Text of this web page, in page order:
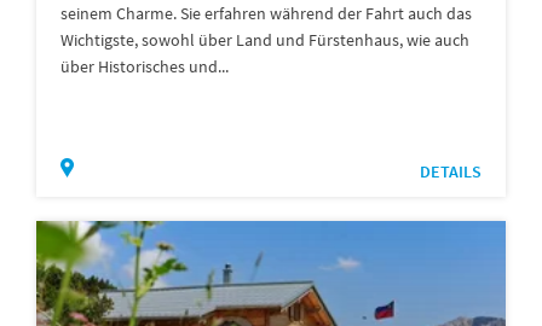
seinem Charme. Sie erfahren während der Fahrt auch das
Wichtigste, sowohl über Land und Fürstenhaus, wie auch
über Historisches und...
DETAILS